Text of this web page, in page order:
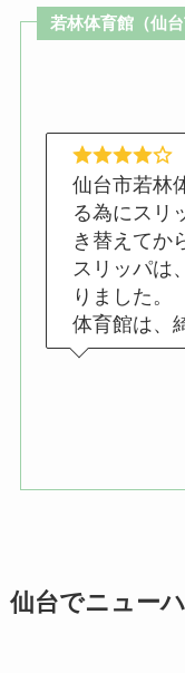
若林体育館（仙
仙台市若林
る為にスリ
き替えてか
スリッパは
りました。
体育館は、
仙台でニュー